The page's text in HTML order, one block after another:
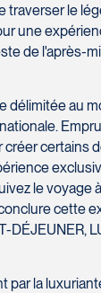
le
l'après-
le
DÉJEUNER,
la